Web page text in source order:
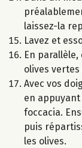
laissez-la
Lavez et
En
olives
Avec vos
en
foccacia.
puis
les olives.